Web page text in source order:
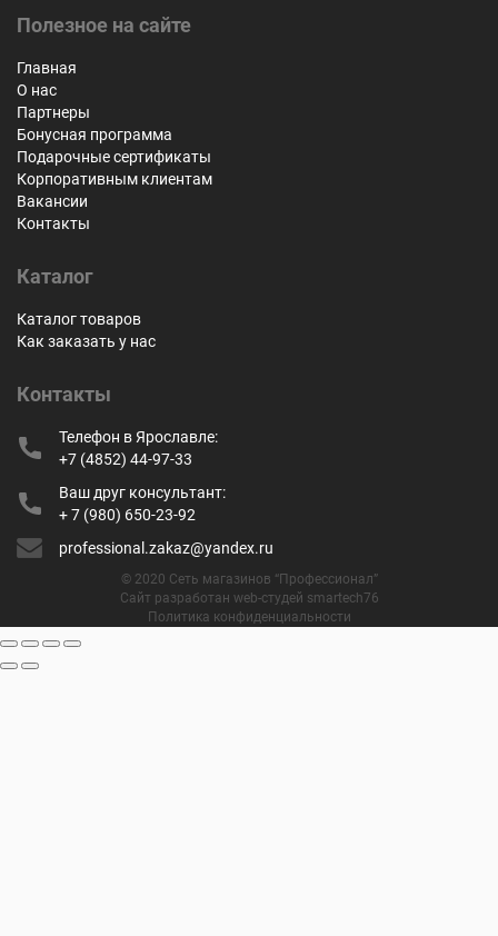
Полезное на сайте
Главная
О нас
Партнеры
Бонусная программа
Подарочные сертификаты
Корпоративным клиентам
Вакансии
Контакты
Каталог
Каталог товаров
Как заказать у нас
Контакты
Телефон в Ярославле:
+7 (4852) 44-97-33
Ваш друг консультант:
+ 7 (980) 650-23-92
professional.zakaz@yandex.ru
© 2020 Сеть магазинов “Профессионал”
Сайт разработан web-студей smartech76
Политика конфиденциальности